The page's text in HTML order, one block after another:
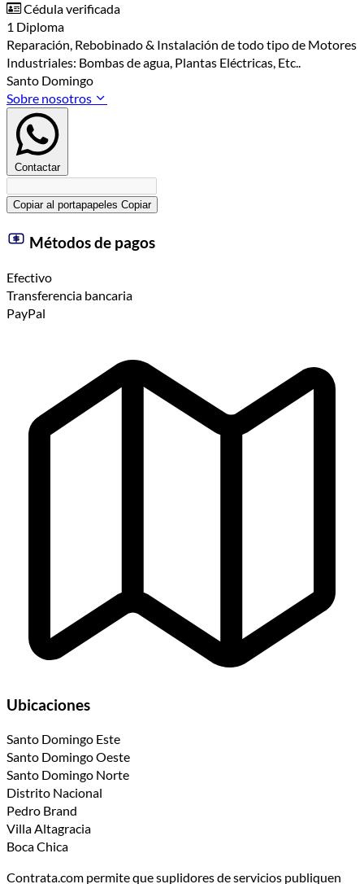
Cédula verificada
1 Diploma
Reparación, Rebobinado & Instalación de todo tipo de Motores
Industriales: Bombas de agua, Plantas Eléctricas, Etc..
Santo Domingo
Sobre nosotros
Contactar
Copiar al portapapeles Copiar
Métodos de pagos
Efectivo
Transferencia bancaria
PayPal
Ubicaciones
Santo Domingo Este
Santo Domingo Oeste
Santo Domingo Norte
Distrito Nacional
Pedro Brand
Villa Altagracia
Boca Chica
Contrata.com permite que suplidores de servicios publiquen